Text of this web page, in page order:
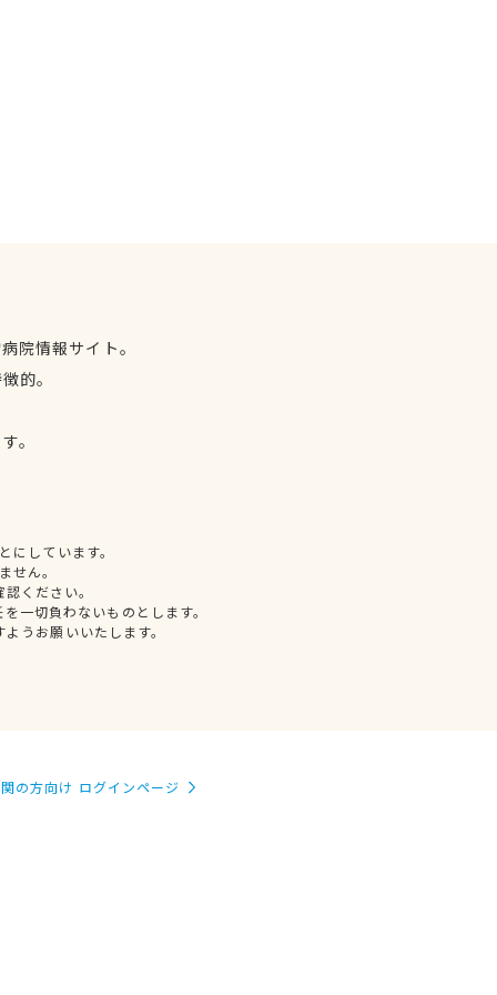
院情報サイト。
的。
。
しています。
せん。
ください。
一切負わないものとします。
うお願いいたします。
の方向け ログインページ